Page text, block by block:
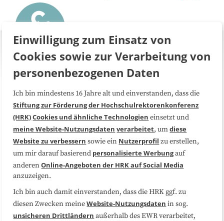
Über uns FAQ
Medienarbeit Kooperationen
Datenschutzerklärung Impressum
Sitemap
Folgen Sie uns
Einwilligung zum Einsatz von
Cookies sowie zur Verarbeitung von
personenbezogenen Daten
Ich bin mindestens 16 Jahre alt und einverstanden, dass die
Stiftung zur Förderung der Hochschulrektorenkonferenz
(HRK)Cookies und ähnliche Technologien einsetzt und
meine Website-Nutzungsdaten verarbeitet, umdiese
Website zu verbessern sowie ein Nutzerprofil zu erstellen,
um mir darauf basierend personalisierte Werbungauf
anderenOnline-Angeboten der HRK auf Social Media
anzuzeigen.
Ich bin auch damit einverstanden, dass die HRK ggf. zu
diesen Zwecken meineWebsite-Nutzungsdaten in sog.
unsicheren Drittländern außerhalb des EWR verarbeitet,